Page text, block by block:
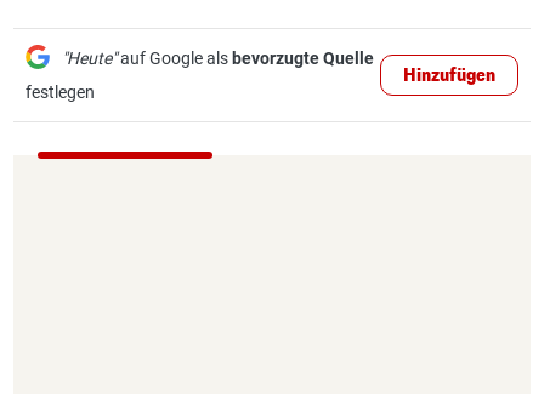
"Heute"auf Google als bevorzugte Quelle
festlegen
Hinzufügen